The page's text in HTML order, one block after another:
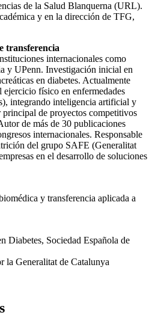
de la Salud Blanquerna (URL).
y en la dirección de TFG,
transferencia
internacionales como
y UPenn. Investigación inicial en
en diabetes. Actualmente
físico en enfermedades
integrando inteligencia artificial y
principal de proyectos competitivos
de más de 30 publicaciones
internacionales. Responsable
del grupo SAFE (Generalitat
en el desarrollo de soluciones
y transferencia aplicada a
Diabetes, Sociedad Española de
la Generalitat de Catalunya